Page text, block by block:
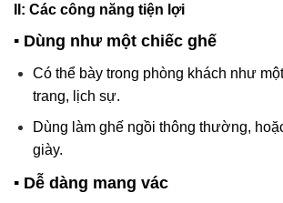
II: Các công năng tiện lợi
▪️ Dùng như một chiếc ghế
Có thể bày trong phòng khách như
trang, lịch sự.
Dùng làm ghế ngồi thông thường,
giày.
▪️ Dễ dàng mang vác